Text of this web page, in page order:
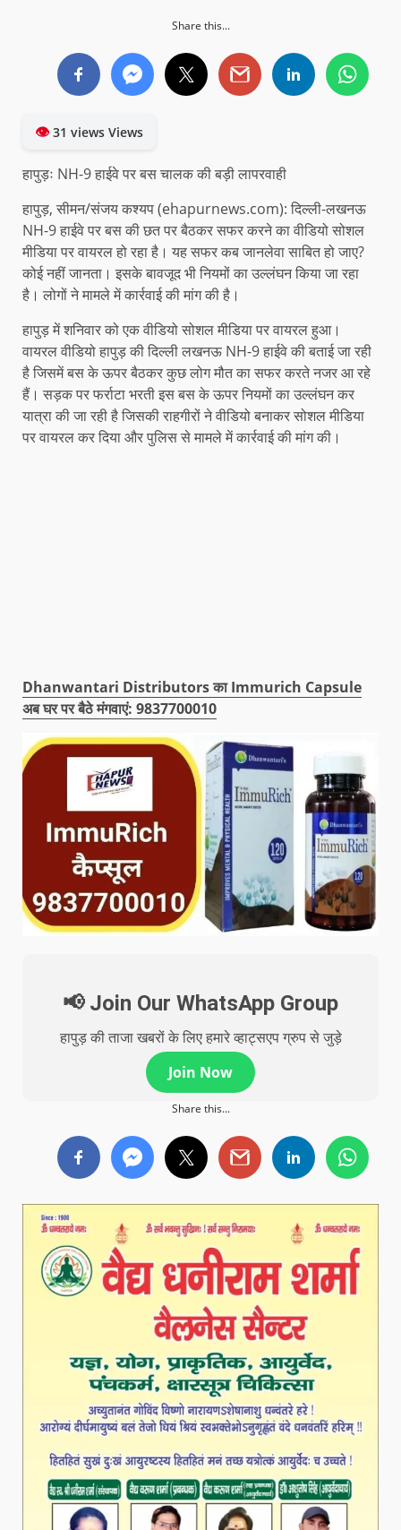
Share this...
👁31 views Views
हापुड़ः NH-9 हाईवे पर बस चालक की बड़ी लापरवाही
हापुड़, सीमन/संजय कश्यप (ehapurnews.com): दिल्ली-लखनऊ
NH-9 हाईवे पर बस की छत पर बैठकर सफर करने का वीडियो सोशल
मीडिया पर वायरल हो रहा है। यह सफर कब जानलेवा साबित हो जाए?
कोई नहीं जानता। इसके बावजूद भी नियमों का उल्लंघन किया जा रहा
है। लोगों ने मामले में कार्रवाई की मांग की है।
हापुड़ में शनिवार को एक वीडियो सोशल मीडिया पर वायरल हुआ।
वायरल वीडियो हापुड़ की दिल्ली लखनऊ NH-9 हाईवे की बताई जा रही
है जिसमें बस के ऊपर बैठकर कुछ लोग मौत का सफर करते नजर आ रहे
हैं। सड़क पर फर्राटा भरती इस बस के ऊपर नियमों का उल्लंघन कर
यात्रा की जा रही है जिसकी राहगीरों ने वीडियो बनाकर सोशल मीडिया
पर वायरल कर दिया और पुलिस से मामले में कार्रवाई की मांग की।
Dhanwantari Distributors का Immurich Capsule
अब घर पर बैठे मंगवाएं: 9837700010
📢 Join Our WhatsApp Group
हापुड़ की ताजा खबरों के लिए हमारे व्हाट्सएप ग्रुप से जुड़े
Join Now
Share this...